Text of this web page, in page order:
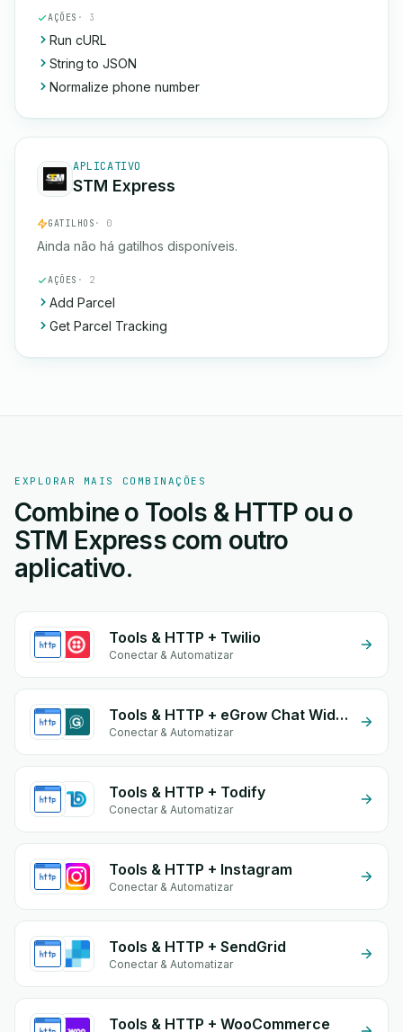
AÇÕES · 3
Run cURL
String to JSON
Normalize phone number
APLICATIVO
STM Express
GATILHOS · 0
Ainda não há gatilhos disponíveis.
AÇÕES · 2
Add Parcel
Get Parcel Tracking
EXPLORAR MAIS COMBINAÇÕES
Combine o Tools & HTTP ou o
STM Express com outro
aplicativo.
Tools & HTTP + Twilio
Conectar & Automatizar
Tools & HTTP + eGrow Chat Widget
Conectar & Automatizar
Tools & HTTP + Todify
Conectar & Automatizar
Tools & HTTP + Instagram
Conectar & Automatizar
Tools & HTTP + SendGrid
Conectar & Automatizar
Tools & HTTP + WooCommerce